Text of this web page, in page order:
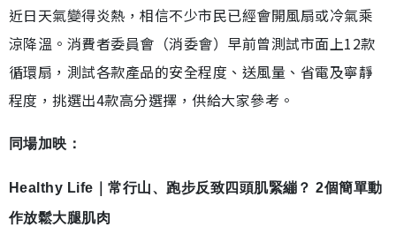
近日天氣變得炎熱，相信不少市民已經會開風扇或冷氣乘
涼降溫。消費者委員會（消委會）早前曾測試市面上12款
循環扇，測試各款產品的安全程度、送風量、省電及寧靜
程度，挑選出4款高分選擇，供給大家參考。
同場加映：
Healthy Life｜常行山、跑步反致四頭肌緊繃？ 2個簡單動
作放鬆大腿肌肉